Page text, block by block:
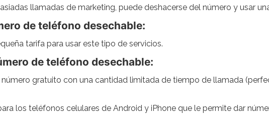
llamadas de marketing, puede deshacerse del número y usar
de teléfono desechable:
tarifa para usar este tipo de servicios.
de teléfono desechable:
gratuito con una cantidad limitada de tiempo de llamada
los teléfonos celulares de Android y iPhone que le permite dar